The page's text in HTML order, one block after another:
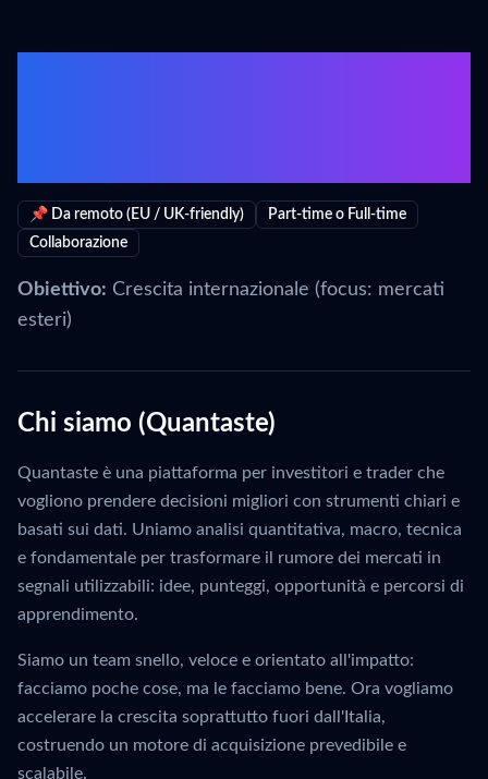
📌 Da remoto (EU / UK-friendly)
Part-time o Full-time
Collaborazione
Obiettivo: Crescita internazionale (focus: mercati
esteri)
Chi siamo (Quantaste)
Quantaste è una piattaforma per investitori e trader che
vogliono prendere decisioni migliori con strumenti chiari e
basati sui dati. Uniamo analisi quantitativa, macro, tecnica
e fondamentale per trasformare il rumore dei mercati in
segnali utilizzabili: idee, punteggi, opportunità e percorsi di
apprendimento.
Siamo un team snello, veloce e orientato all'impatto:
facciamo poche cose, ma le facciamo bene. Ora vogliamo
accelerare la crescita soprattutto fuori dall'Italia,
costruendo un motore di acquisizione prevedibile e
scalabile.